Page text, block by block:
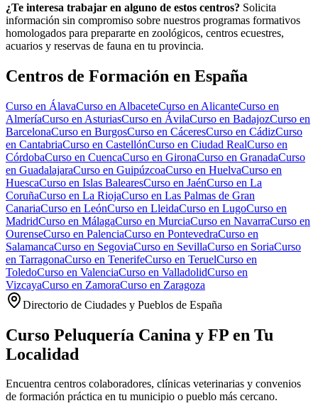
¿Te interesa trabajar en alguno de estos centros? Solicita
información sin compromiso sobre nuestros programas formativos
homologados para prepararte en zoológicos, centros ecuestres,
acuarios y reservas de fauna en tu provincia.
Centros de Formación en España
Curso en ÁlavaCurso en AlbaceteCurso en AlicanteCurso en
AlmeríaCurso en AsturiasCurso en ÁvilaCurso en BadajozCurso en
BarcelonaCurso en BurgosCurso en CáceresCurso en CádizCurso
en CantabriaCurso en CastellónCurso en Ciudad RealCurso en
CórdobaCurso en CuencaCurso en GironaCurso en GranadaCurso
en GuadalajaraCurso en GuipúzcoaCurso en HuelvaCurso en
HuescaCurso en Islas BalearesCurso en JaénCurso en La
CoruñaCurso en La RiojaCurso en Las Palmas de Gran
CanariaCurso en LeónCurso en LleidaCurso en LugoCurso en
MadridCurso en MálagaCurso en MurciaCurso en NavarraCurso en
OurenseCurso en PalenciaCurso en PontevedraCurso en
SalamancaCurso en SegoviaCurso en SevillaCurso en SoriaCurso
en TarragonaCurso en TenerifeCurso en TeruelCurso en
ToledoCurso en ValenciaCurso en ValladolidCurso en
VizcayaCurso en ZamoraCurso en Zaragoza
Directorio de Ciudades y Pueblos de España
Curso Peluquería Canina y FP en Tu
Localidad
Encuentra centros colaboradores, clínicas veterinarias y convenios
de formación práctica en tu municipio o pueblo más cercano.